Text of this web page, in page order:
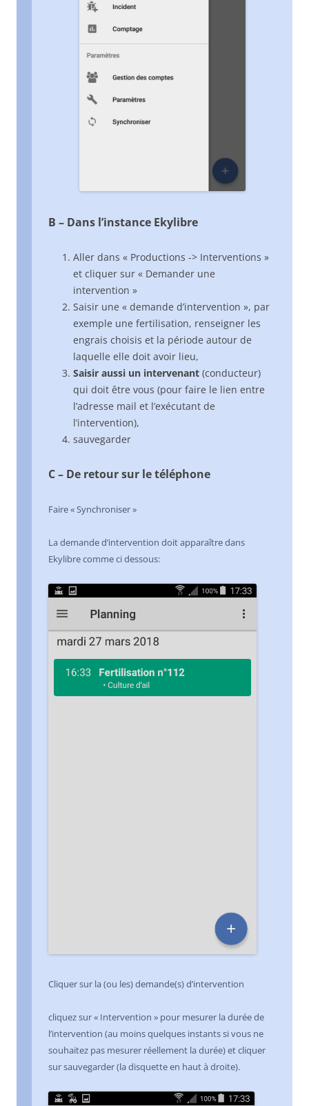
B – Dans l’instance Ekylibre
Aller dans « Productions -> Interventions »
et cliquer sur « Demander une
intervention »
Saisir une « demande d’intervention », par
exemple une fertilisation, renseigner les
engrais choisis et la période autour de
laquelle elle doit avoir lieu,
Saisir aussi un intervenant (conducteur)
qui doit être vous (pour faire le lien entre
l’adresse mail et l’exécutant de
l’intervention),
sauvegarder
C – De retour sur le téléphone
Faire « Synchroniser »
La demande d’intervention doit apparaître dans
Ekylibre comme ci dessous:
Cliquer sur la (ou les) demande(s) d’intervention
cliquez sur « Intervention » pour mesurer la durée de
l’intervention (au moins quelques instants si vous ne
souhaitez pas mesurer réellement la durée) et cliquer
sur sauvegarder (la disquette en haut à droite).